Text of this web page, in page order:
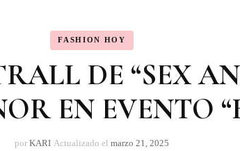
FASHION HOY
DE “SEX
EN EVENTO
por KARI Actualizado el marzo 21, 2025